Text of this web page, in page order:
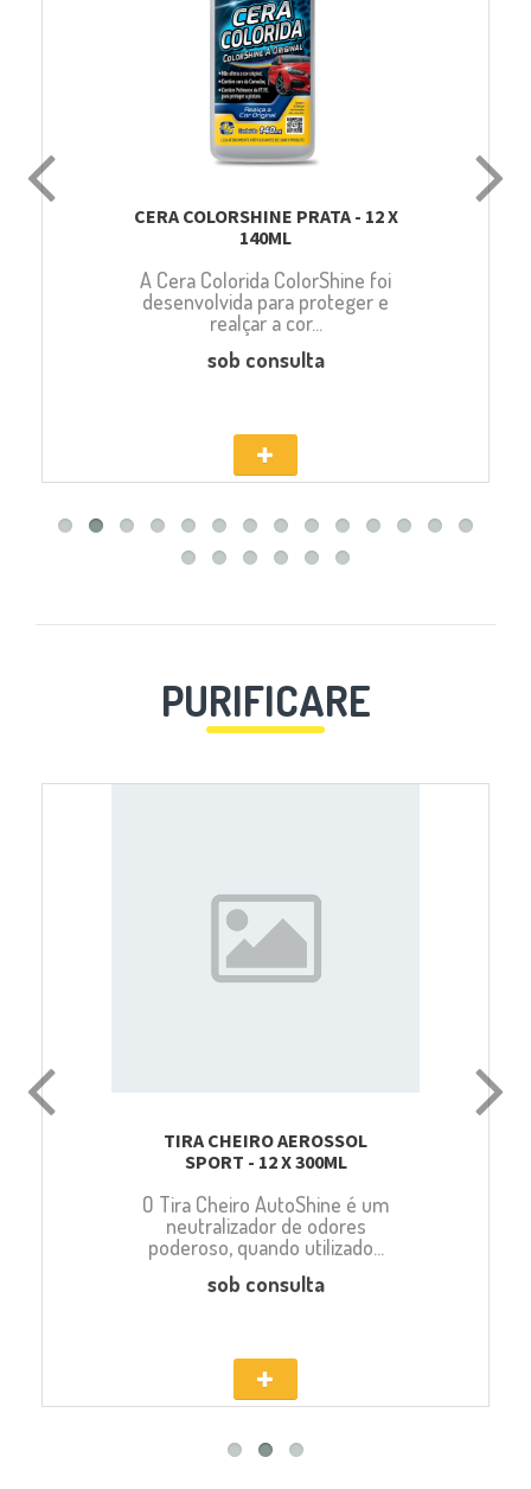
CERA COLORSHINE PRATA - 12 X
140ML
A Cera Colorida ColorShine foi
desenvolvida para proteger e
realçar a cor...
sob consulta
PURIFICARE
TIRA CHEIRO AEROSSOL
SPORT - 12 X 300ML
O Tira Cheiro AutoShine é um
neutralizador de odores
poderoso, quando utilizado...
sob consulta